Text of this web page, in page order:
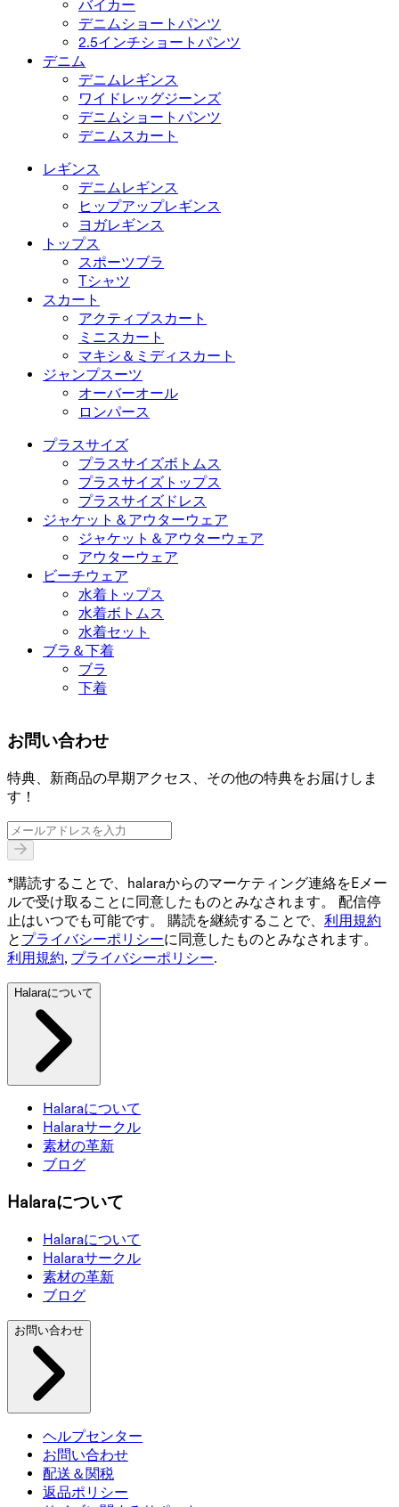
バイカー
デニムショートパンツ
2.5インチショートパンツ
デニム
デニムレギンス
ワイドレッグジーンズ
デニムショートパンツ
デニムスカート
レギンス
デニムレギンス
ヒップアップレギンス
ヨガレギンス
トップス
スポーツブラ
Tシャツ
スカート
アクティブスカート
ミニスカート
マキシ＆ミディスカート
ジャンプスーツ
オーバーオール
ロンパース
プラスサイズ
プラスサイズボトムス
プラスサイズトップス
プラスサイズドレス
ジャケット＆アウターウェア
ジャケット＆アウターウェア
アウターウェア
ビーチウェア
水着トップス
水着ボトムス
水着セット
ブラ＆下着
ブラ
下着
お問い合わせ
特典、新商品の早期アクセス、その他の特典をお届けしま
す！
*購読することで、halaraからのマーケティング連絡をEメー
ルで受け取ることに同意したものとみなされます。 配信停
止はいつでも可能です。 購読を継続することで、 利用規約
と プライバシーポリシーに同意したものとみなされます。
利用規約, プライバシーポリシー.
Halaraについて
Halaraについて
Halaraサークル
素材の革新
ブログ
Halaraについて
Halaraについて
Halaraサークル
素材の革新
ブログ
お問い合わせ
ヘルプセンター
お問い合わせ
配送＆関税
返品ポリシー